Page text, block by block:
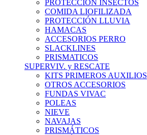
PROTECCION INSECTOS
COMIDA LIOFILIZADA
PROTECCIÓN LLUVIA
HAMACAS
ACCESORIOS PERRO
SLACKLINES
PRISMATICOS
SUPERVIV. y RESCATE
KITS PRIMEROS AUXILIOS
OTROS ACCESORIOS
FUNDAS VIVAC
POLEAS
NIEVE
NAVAJAS
PRISMÁTICOS